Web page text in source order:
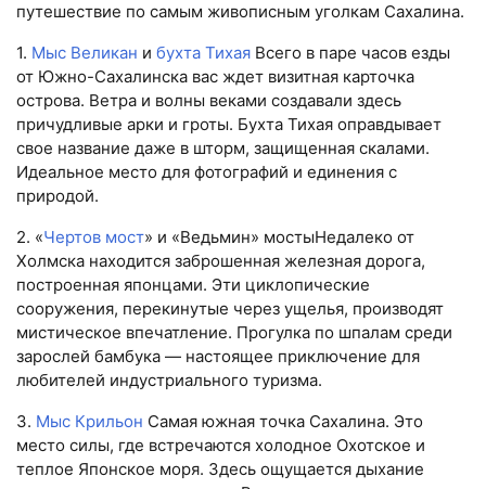
путешествие по самым живописным уголкам Сахалина.
1. Мыс Великан и бухта Тихая Всего в паре часов езды
от Южно-Сахалинска вас ждет визитная карточка
острова. Ветра и волны веками создавали здесь
причудливые арки и гроты. Бухта Тихая оправдывает
свое название даже в шторм, защищенная скалами.
Идеальное место для фотографий и единения с
природой.
2. «Чертов мост» и «Ведьмин» мостыНедалеко от
Холмска находится заброшенная железная дорога,
построенная японцами. Эти циклопические
сооружения, перекинутые через ущелья, производят
мистическое впечатление. Прогулка по шпалам среди
зарослей бамбука — настоящее приключение для
любителей индустриального туризма.
3. Мыс Крильон Самая южная точка Сахалина. Это
место силы, где встречаются холодное Охотское и
теплое Японское моря. Здесь ощущается дыхание